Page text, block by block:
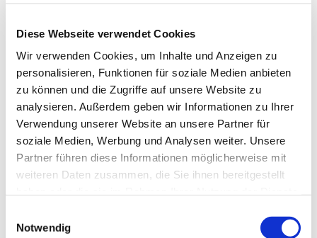
Diese Webseite verwendet Cookies
Wir verwenden Cookies, um Inhalte und Anzeigen zu
personalisieren, Funktionen für soziale Medien anbieten
zu können und die Zugriffe auf unsere Website zu
analysieren. Außerdem geben wir Informationen zu Ihrer
Verwendung unserer Website an unsere Partner für
soziale Medien, Werbung und Analysen weiter. Unsere
Partner führen diese Informationen möglicherweise mit
weiteren Daten zusammen, die Sie ihnen bereitgestellt
Notwendig